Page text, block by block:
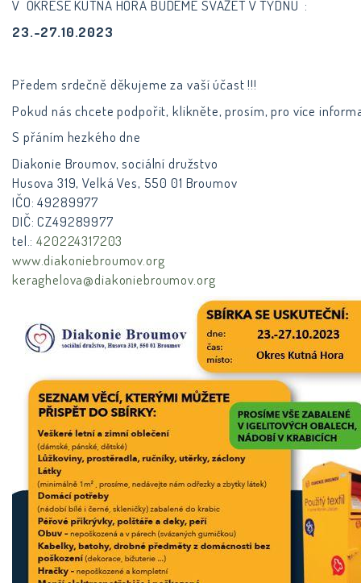
V OKRESE KUTNÁ HORA BUDEME SVÁŽET V TÝDNU :
23.-27.10.2023
Předem srdečně děkujeme za vaší účast !!!
Pokud nás chcete podpořit, klikněte, prosím, pro více
S přáním hezkého dne
Diakonie Broumov, sociální družstvo
Husova 319, Velká Ves, 550 01 Broumov
IČO: 49289977
DIČ: CZ49289977
tel.:420224317203
www.diakoniebroumov.org
keraghelova@diakoniebroumov.org